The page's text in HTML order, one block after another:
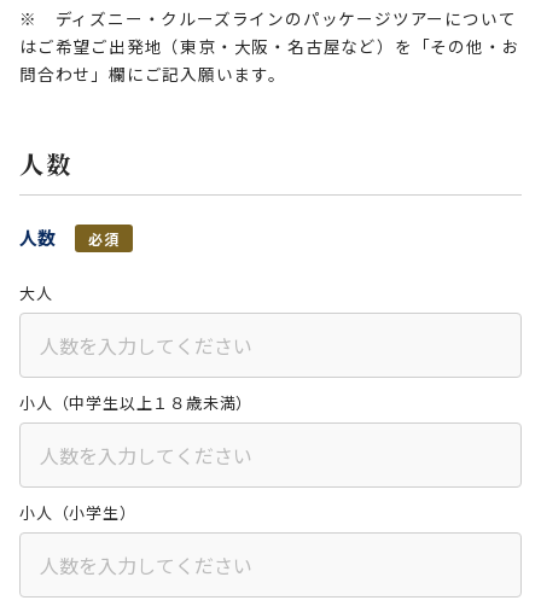
※ ディズニー・クルーズラインのパッケージツアーについて
はご希望ご出発地（東京・大阪・名古屋など）を「その他・お
問合わせ」欄にご記入願います。
人数
人数 必須
大人
小人（中学生以上１８歳未満）
小人（小学生）